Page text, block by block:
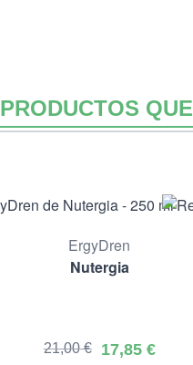
PRODUCTOS
ErgyDren
Nutergia
17,85 €
21,00 €